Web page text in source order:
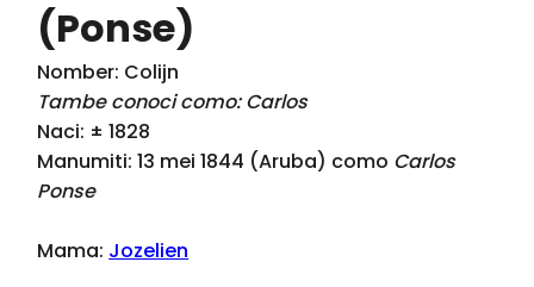
(Ponse)
Nomber: Colijn
Tambe conoci como: Carlos
Naci: ± 1828
Manumiti: 13 mei 1844 (Aruba) como Carlos
Ponse
Mama: Jozelien